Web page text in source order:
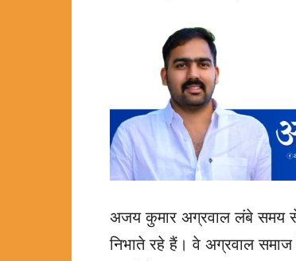
अजय कुमार अग्रवाल लंबे समय से
निभाते रहे हैं। वे अग्रवाल